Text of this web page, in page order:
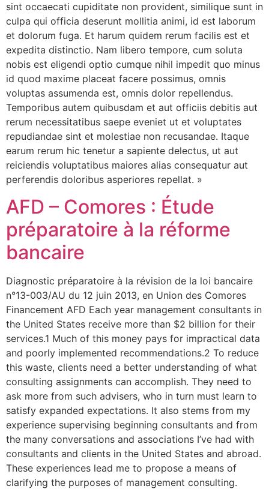
sint occaecati cupiditate non provident, similique sunt in
culpa qui officia deserunt mollitia animi, id est laborum
et dolorum fuga. Et harum quidem rerum facilis est et
expedita distinctio. Nam libero tempore, cum soluta
nobis est eligendi optio cumque nihil impedit quo minus
id quod maxime placeat facere possimus, omnis
voluptas assumenda est, omnis dolor repellendus.
Temporibus autem quibusdam et aut officiis debitis aut
rerum necessitatibus saepe eveniet ut et voluptates
repudiandae sint et molestiae non recusandae. Itaque
earum rerum hic tenetur a sapiente delectus, ut aut
reiciendis voluptatibus maiores alias consequatur aut
perferendis doloribus asperiores repellat. »
AFD – Comores : Étude
préparatoire à la réforme
bancaire
Diagnostic préparatoire à la révision de la loi bancaire
n°13-003/AU du 12 juin 2013, en Union des Comores
Financement AFD Each year management consultants in
the United States receive more than $2 billion for their
services.1 Much of this money pays for impractical data
and poorly implemented recommendations.2 To reduce
this waste, clients need a better understanding of what
consulting assignments can accomplish. They need to
ask more from such advisers, who in turn must learn to
satisfy expanded expectations. It also stems from my
experience supervising beginning consultants and from
the many conversations and associations I’ve had with
consultants and clients in the United States and abroad.
These experiences lead me to propose a means of
clarifying the purposes of management consulting.